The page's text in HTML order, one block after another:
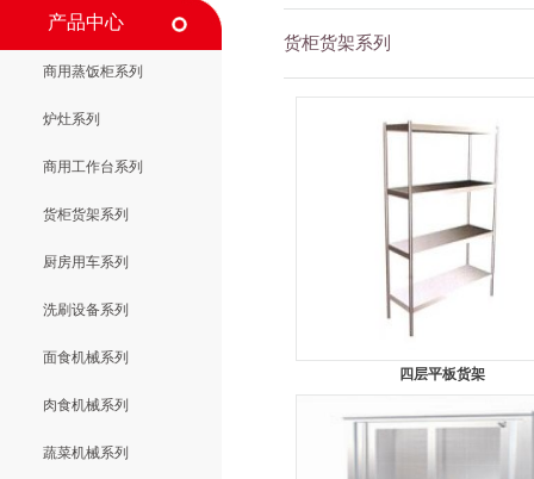
产品中心
商用蒸饭柜系列
炉灶系列
商用工作台系列
货柜货架系列
厨房用车系列
洗刷设备系列
面食机械系列
肉食机械系列
蔬菜机械系列
货柜货架系列
四层平板货架